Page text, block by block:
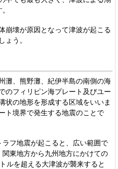
崩壊が原因となって津波が起こる
ょう。
灘、熊野灘、紀伊半島の南側の海
のフィリピン海プレート及びユー
状の地形を形成する区域をいいま
ト境界で発生する地震のことで
フ地震が起こると、広い範囲で
東地方から九州地方にかけての
ルを超える大津波が襲来すると